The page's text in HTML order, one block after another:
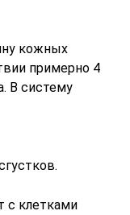
кожных
примерно 4
В систему
с клетками